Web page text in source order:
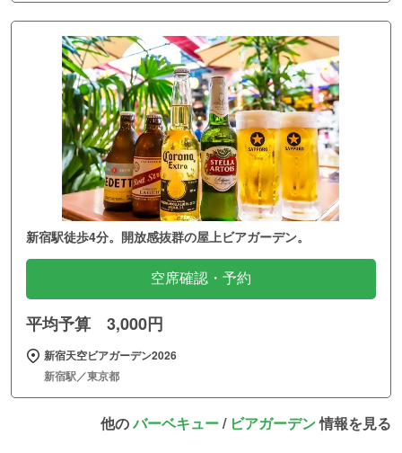
新宿駅徒歩4分。開放感抜群の屋上ビアガーデン。
空席確認・予約
平均予算 3,000円
新宿天空ビアガーデン2026
新宿駅／東京都
他のバーベキュー/ ビアガーデン情報を見る